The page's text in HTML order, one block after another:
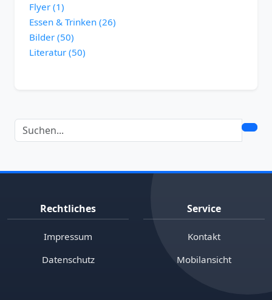
Flyer (1)
Essen & Trinken (26)
Bilder (50)
Literatur (50)
Rechtliches
Impressum
Datenschutz
Service
Kontakt
Mobilansicht